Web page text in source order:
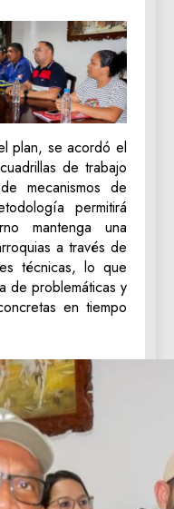
plan, se acordó el
de trabajo
mecanismos de
permitirá
mantenga una
a través de
técnicas, lo que
de problemáticas y
en tiempo